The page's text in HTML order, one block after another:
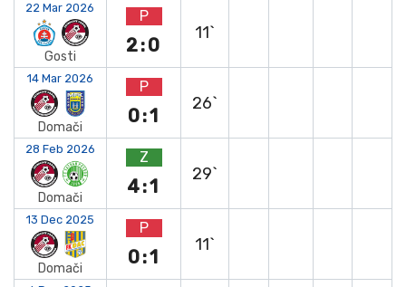
22 Mar 2026
Gosti
P
2:0
11`
14 Mar 2026
Domači
P
0:1
26`
28 Feb 2026
Domači
Z
4:1
29`
13 Dec 2025
Domači
P
0:1
11`